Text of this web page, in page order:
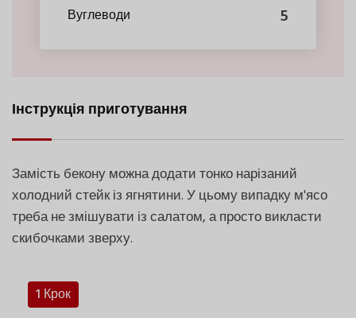
Вуглеводи 5
Інструкція приготування
Замість бекону можна додати тонко нарізаний
холодний стейк із ягнятини. У цьому випадку м'ясо
треба не змішувати із салатом, а просто викласти
скибочками зверху.
1 Крок